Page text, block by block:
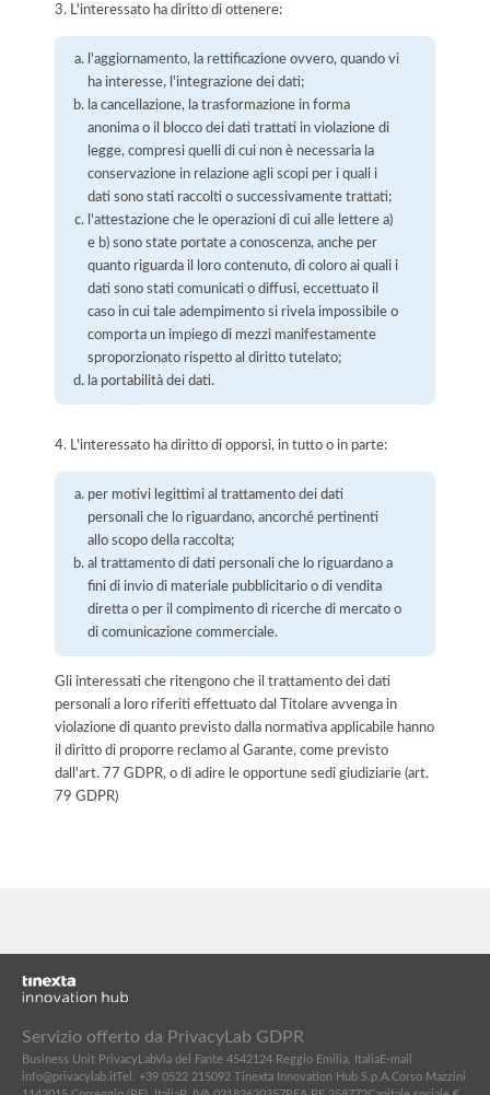
3. L'interessato ha diritto di ottenere:
l'aggiornamento, la rettificazione ovvero, quando vi
ha interesse, l'integrazione dei dati;
la cancellazione, la trasformazione in forma
anonima o il blocco dei dati trattati in violazione di
legge, compresi quelli di cui non è necessaria la
conservazione in relazione agli scopi per i quali i
dati sono stati raccolti o successivamente trattati;
l'attestazione che le operazioni di cui alle lettere a)
e b) sono state portate a conoscenza, anche per
quanto riguarda il loro contenuto, di coloro ai quali i
dati sono stati comunicati o diffusi, eccettuato il
caso in cui tale adempimento si rivela impossibile o
comporta un impiego di mezzi manifestamente
sproporzionato rispetto al diritto tutelato;
la portabilità dei dati.
4. L'interessato ha diritto di opporsi, in tutto o in parte:
per motivi legittimi al trattamento dei dati
personali che lo riguardano, ancorché pertinenti
allo scopo della raccolta;
al trattamento di dati personali che lo riguardano a
fini di invio di materiale pubblicitario o di vendita
diretta o per il compimento di ricerche di mercato o
di comunicazione commerciale.
Gli interessati che ritengono che il trattamento dei dati
personali a loro riferiti effettuato dal Titolare avvenga in
violazione di quanto previsto dalla normativa applicabile hanno
il diritto di proporre reclamo al Garante, come previsto
dall'art. 77 GDPR, o di adire le opportune sedi giudiziarie (art.
79 GDPR)
Servizio offerto da PrivacyLab GDPR
Business Unit PrivacyLabVia del Fante 4542124 Reggio Emilia, ItaliaE-mail
info@privacylab.itTel. +39 0522 215092 Tinexta Innovation Hub S.p.A.Corso Mazzini